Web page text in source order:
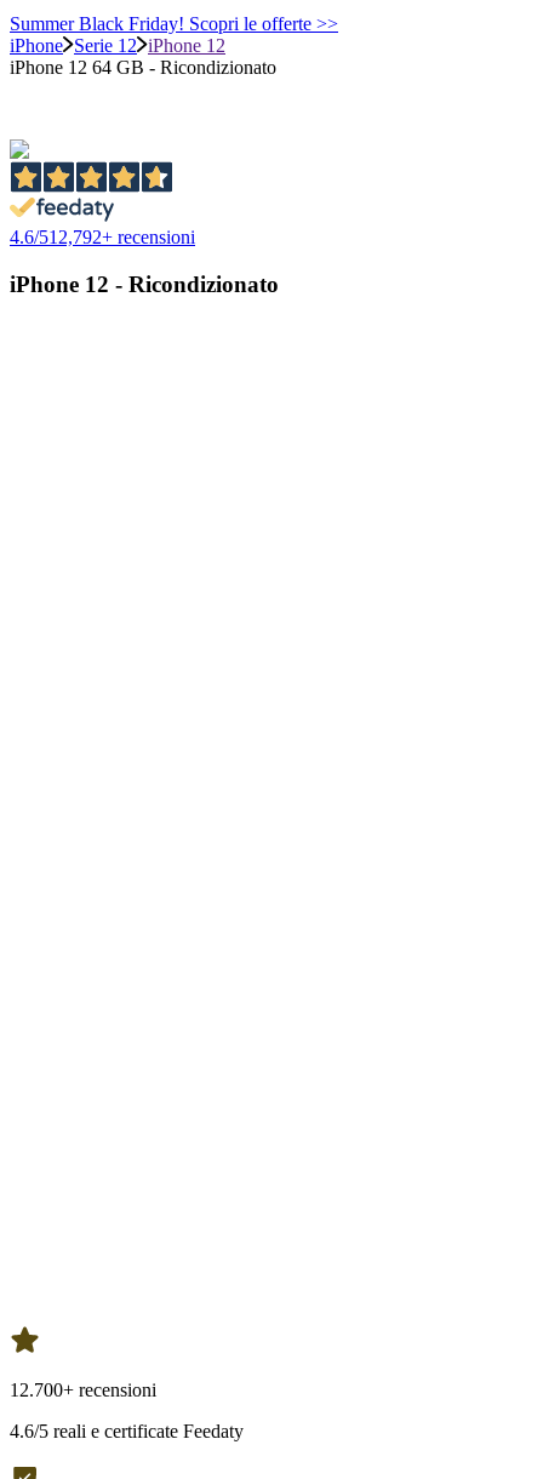
Summer Black Friday! Scopri le offerte >>
iPhone Serie 12 iPhone 12
iPhone 12 64 GB - Ricondizionato
4.6/512,792+ recensioni
iPhone 12 - Ricondizionato
12.700+ recensioni
4.6/5 reali e certificate Feedaty